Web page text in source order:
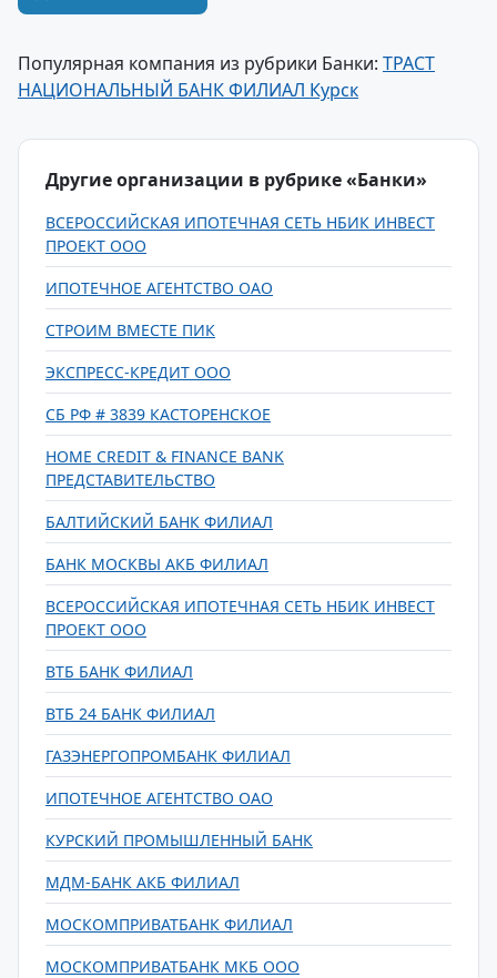
Популярная компания из рубрики Банки: ТРАСТ
НАЦИОНАЛЬНЫЙ БАНК ФИЛИАЛ Курск
Другие организации в рубрике «Банки»
ВСЕРОССИЙСКАЯ ИПОТЕЧНАЯ СЕТЬ НБИК ИНВЕСТ
ПРОЕКТ ООО
ИПОТЕЧНОЕ АГЕНТСТВО ОАО
СТРОИМ ВМЕСТЕ ПИК
ЭКСПРЕСС-КРЕДИТ ООО
СБ РФ # 3839 КАСТОРЕНСКОЕ
HOME CREDIT & FINANCE BANK
ПРЕДСТАВИТЕЛЬСТВО
БАЛТИЙСКИЙ БАНК ФИЛИАЛ
БАНК МОСКВЫ АКБ ФИЛИАЛ
ВСЕРОССИЙСКАЯ ИПОТЕЧНАЯ СЕТЬ НБИК ИНВЕСТ
ПРОЕКТ ООО
ВТБ БАНК ФИЛИАЛ
ВТБ 24 БАНК ФИЛИАЛ
ГАЗЭНЕРГОПРОМБАНК ФИЛИАЛ
ИПОТЕЧНОЕ АГЕНТСТВО ОАО
КУРСКИЙ ПРОМЫШЛЕННЫЙ БАНК
МДМ-БАНК АКБ ФИЛИАЛ
МОСКОМПРИВАТБАНК ФИЛИАЛ
МОСКОМПРИВАТБАНК МКБ ООО